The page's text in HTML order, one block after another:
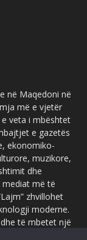
në Maqedoni në
më e vjetër
veta i mbështet
e gazetës
ekonomiko-
muzikore,
dhe
mediat më të
zhvillohet
moderne.
të mbetet një